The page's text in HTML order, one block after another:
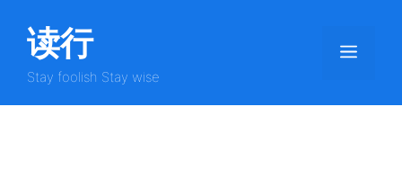
读行
Stay foolish Stay wise
菜
单